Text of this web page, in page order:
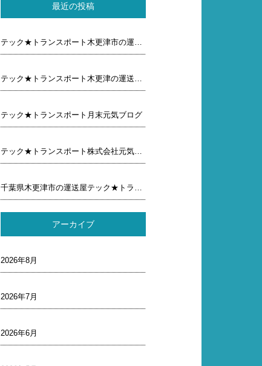
最近の投稿
テック★トランスポート木更津市の運送屋元気ブログ木曜 日
テック★トランスポート木更津の運送屋元気ブログ
テック★トランスポート月末元気ブログ
テック★トランスポート株式会社元気ブログ行ってみよう
千葉県木更津市の運送屋テック★トランスポート金曜日 元気ブログ行ってみよう
アーカイブ
2026年8月
2026年7月
2026年6月